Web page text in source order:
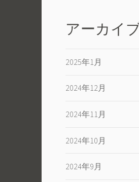
アーカイブ
2025年1月
2024年12月
2024年11月
2024年10月
2024年9月